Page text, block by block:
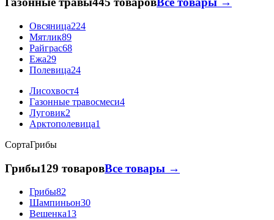
Овсяница224
Мятлик89
Райграс68
Ежа29
Полевица24
Лисохвост4
Газонные травосмеси4
Луговик2
Арктополевица1
СортаГрибы
Грибы129 товаровВсе товары →
Грибы82
Шампиньон30
Вешенка13